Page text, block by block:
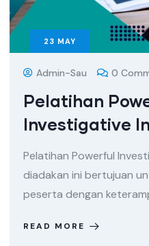
23 MAY
Admin-Sau 0
Pelatihan
Investigative
Pelatihan Powerful
diadakan ini bertujuan
peserta dengan
READ MORE